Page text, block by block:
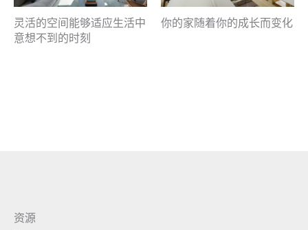
灵活的空间能够适应生活中
意想不到的时刻
你的家随着你的成长而变化
资源